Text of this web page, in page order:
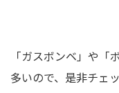
「ガスボンベ」や「
多いので、是非チェ